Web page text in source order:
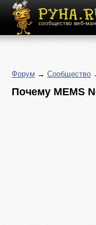
сообщество веб-
Форум → Сообщество
Почему MEMS